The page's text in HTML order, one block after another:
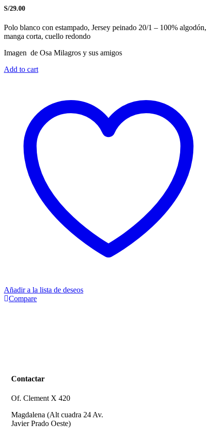
S/29.00
Polo blanco con estampado, Jersey peinado 20/1 – 100% algodón,
manga corta, cuello redondo
Imagen de Osa Milagros y sus amigos
Add to cart
Añadir a la lista de deseos
Compare
Contactar
Of. Clement X 420
Magdalena (Alt cuadra 24 Av.
Javier Prado Oeste)